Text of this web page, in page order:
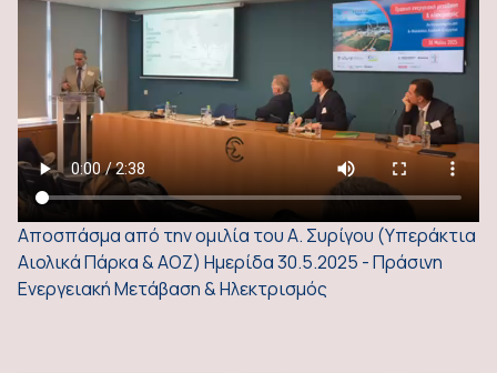
Αποσπάσμα από την ομιλία του Α. Συρίγου (Υπεράκτια
Αιολικά Πάρκα & ΑΟΖ) Ημερίδα 30.5.2025 - Πράσινη
Ενεργειακή Μετάβαση & Ηλεκτρισμός